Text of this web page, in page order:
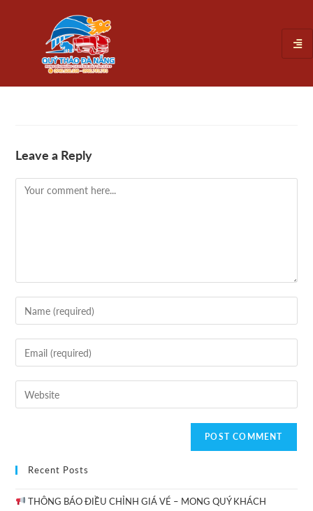
Leave a Reply
Recent Posts
THÔNG BÁO ĐIỀU CHỈNH GIÁ VÉ – MONG QUÝ KHÁCH